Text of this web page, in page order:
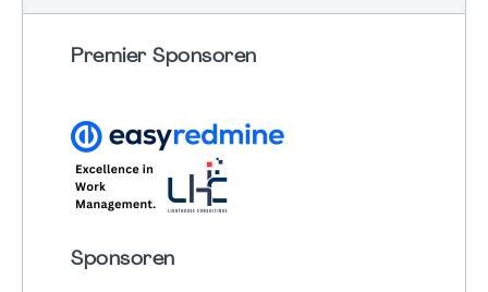
Premier Sponsoren
Sponsoren